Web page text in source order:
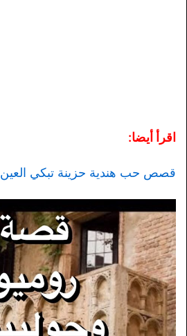
اقرأ أيضا:
قصص حب هندية حزينة تبكي العين